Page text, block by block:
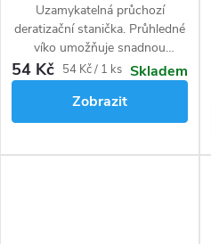
Uzamykatelná průchozí
deratizační stanička. Průhledné
víko umožňuje snadnou
kontrolu nástrahy. Vyrobeno z
odolného plastu, odolává UV
záření.
54 Kč Měrná
54 Kč / 1 ks Skladem
Zobrazit